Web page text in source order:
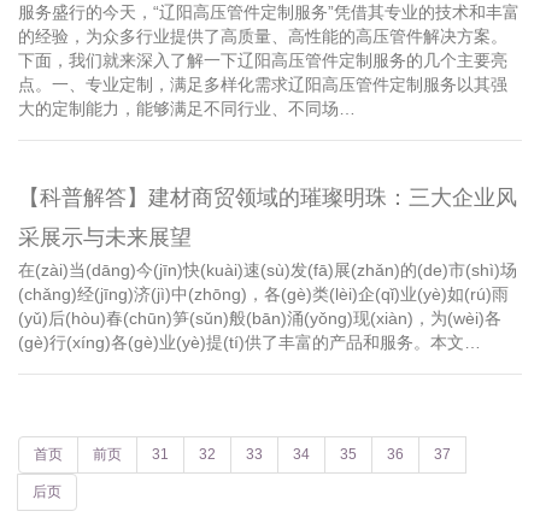
服务盛行的今天，“辽阳高压管件定制服务”凭借其专业的技术和丰富
的经验，为众多行业提供了高质量、高性能的高压管件解决方案。
下面，我们就来深入了解一下辽阳高压管件定制服务的几个主要亮
点。一、专业定制，满足多样化需求辽阳高压管件定制服务以其强
大的定制能力，能够满足不同行业、不同场…
【科普解答】建材商贸领域的璀璨明珠：三大企业风
采展示与未来展望
在(zài)当(dāng)今(jīn)快(kuài)速(sù)发(fā)展(zhǎn)的(de)市(shì)场
(chǎng)经(jīng)济(jì)中(zhōng)，各(gè)类(lèi)企(qǐ)业(yè)如(rú)雨
(yǔ)后(hòu)春(chūn)笋(sǔn)般(bān)涌(yǒng)现(xiàn)，为(wèi)各
(gè)行(xíng)各(gè)业(yè)提(tí)供了丰富的产品和服务。本文…
首页 前页 31 32 33 34 35 36 37
后页